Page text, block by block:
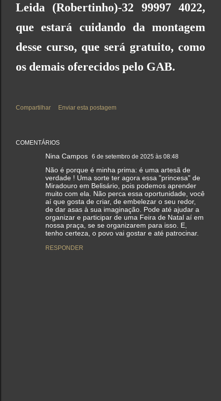
Leida (Robertinho)-32 99997 4022,
que estará cuidando da montagem
desse curso, que será gratuito, como
os demais oferecidos pelo GAB.
Compartilhar Enviar esta postagem
COMENTÁRIOS
Nina Campos 6 de setembro de 2025 às 08:48
Não é porque é minha prima: é uma artesã de
verdade ! Uma sorte ter agora essa "princesa" de
Miradouro em Belisário, pois podemos aprender
muito com ela. Não perca essa oportunidade, você
aí que gosta de criar, de embelezar o seu redor,
de dar asas à sua imaginação. Pode até ajudar a
organizar e participar de uma Feira de Natal aí em
nossa praça, se se organizarem para isso. E,
tenho certeza, o povo vai gostar e até patrocinar.
RESPONDER